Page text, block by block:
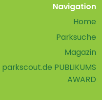
Navigation
Home
Parksuche
Magazin
parkscout.de PUBLIKUMS
AWARD